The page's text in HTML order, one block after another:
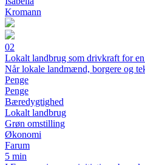
Kromann
02
Lokalt landbrug som drivkraft for
Når lokale landmænd, borgere og
Penge
Penge
Bæredygtighed
Lokalt landbrug
Grøn omstilling
Økonomi
Farum
5 min